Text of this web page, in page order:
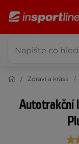
Zdraví a krása
Autotrakční